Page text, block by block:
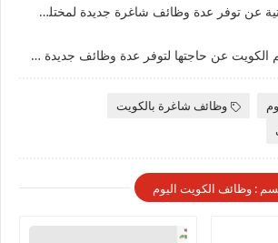
تعلن الصحف الكويتية عن توفر عدة وظائف شاغرة جديدة لمختلف التخصصات للجنسيين في الكويت
تعلن فنادق ومطاعم الكويت عن حاجتها لتوفر عدة وظائف جديدة في مختلف التخصصات بمجالات المطاعم والفنادق في الكويت
وظائف شاغرة بالكويت
: وظائف الكويت اليوم